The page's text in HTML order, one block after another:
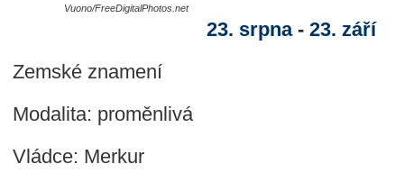
Vuono/FreeDigitalPhotos.net
23. srpna - 23. září
Zemské znamení
Modalita: proměnlivá
Vládce: Merkur